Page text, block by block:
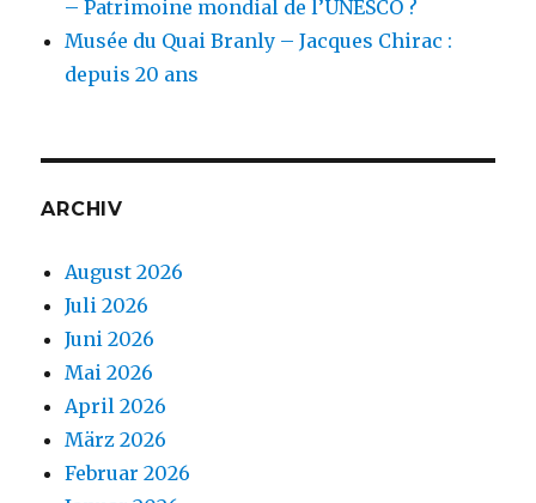
– Patrimoine mondial de l’UNESCO ?
Musée du Quai Branly – Jacques Chirac :
depuis 20 ans
ARCHIV
August 2026
Juli 2026
Juni 2026
Mai 2026
April 2026
März 2026
Februar 2026